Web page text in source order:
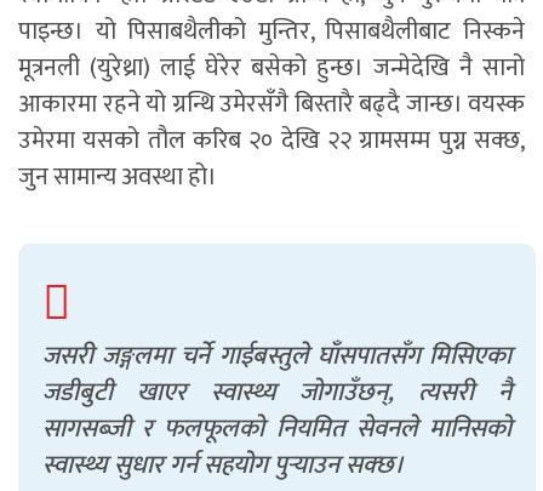
पाइन्छ। यो पिसाबथैलीको मुन्तिर, पिसाबथैलीबाट निस्कने
मूत्रनली (युरेथ्रा) लाई घेरेर बसेको हुन्छ। जन्मेदेखि नै सानो
आकारमा रहने यो ग्रन्थि उमेरसँगै बिस्तारै बढ्दै जान्छ। वयस्क
उमेरमा यसको तौल करिब २० देखि २२ ग्रामसम्म पुग्न सक्छ,
जुन सामान्य अवस्था हो।
जसरी जङ्गलमा चर्ने गाईबस्तुले घाँसपातसँग मिसिएका
जडीबुटी खाएर स्वास्थ्य जोगाउँछन्, त्यसरी नै
सागसब्जी र फलफूलको नियमित सेवनले मानिसको
स्वास्थ्य सुधार गर्न सहयोग पुर्‍याउन सक्छ।